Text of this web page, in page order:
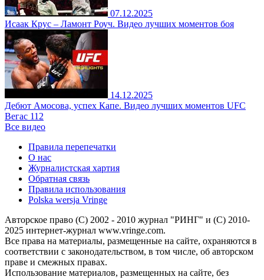
07.12.2025
Исаак Крус – Ламонт Роуч. Видео лучших моментов боя
14.12.2025
Дебют Амосова, успех Капе. Видео лучших моментов UFC
Вегас 112
Все видео
Правила перепечатки
О нас
Журналистская хартия
Обратная связь
Правила использования
Polska wersja Vringe
Авторское право (С) 2002 - 2010 журнал "РИНГ" и (С) 2010-
2025 интернет-журнал www.vringe.com.
Все права на материалы, размещенные на сайте, охраняются в
соответствии с законодательством, в том числе, об авторском
праве и смежных правах.
Использование материалов, размещенных на сайте, без